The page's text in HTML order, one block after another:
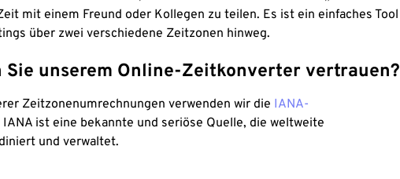
mit einem Freund oder Kollegen zu teilen. Es ist ein einfaches Tool
über zwei verschiedene Zeitzonen hinweg.
Sie unserem Online-Zeitkonverter vertrauen?
Zeitzonenumrechnungen verwenden wir die IANA-
ist eine bekannte und seriöse Quelle, die weltweite
und verwaltet.